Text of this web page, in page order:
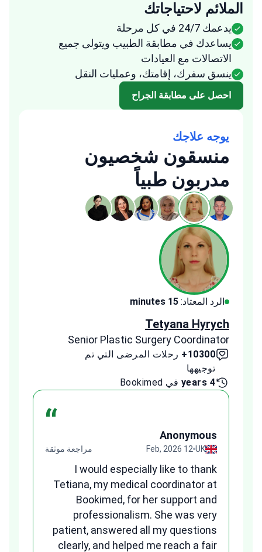
الملائم لاحتياجاتك
يدعمك 24/7 في كل مرحلة
يساعدك في مطابقة الطبيب ويتولى جميع
الاتصالات مع العيادات
ينسق سفرك، إقامتك، وعمليات النقل
احصل على مطابقة الجراح
يوجه علاجك
منسقون شخصيون
مدربون طبياً
الرد المعتاد: 15 minutes
Tetyana Hyrych
Senior Plastic Surgery Coordinator
10300+
رحلات المرضى التي تم
توجيهها
4 years
في Bookimed
“ Anonymous
UK
12 Feb, 2026 مراجعة موثقة
I would especially like to thank
Tetiana, my medical coordinator at
Bookimed, for her support and
professionalism. She was very
patient, answered all my questions
clearly, and helped me reach a fair